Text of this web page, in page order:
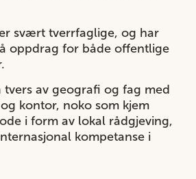
svært tverrfaglige, og har
oppdrag for både offentlige
tvers av geografi og fag med
kontor, noko som kjem
i form av lokal rådgjeving,
kompetanse i